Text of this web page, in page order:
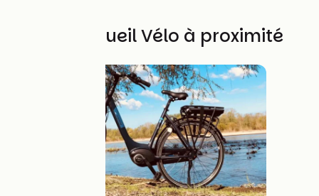
Autres Accueil Vélo à proximité